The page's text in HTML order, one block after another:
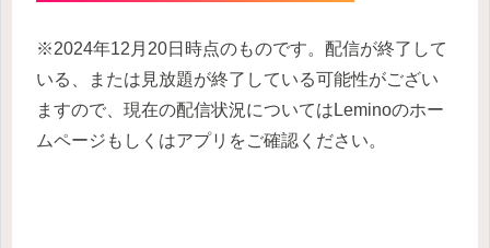
※2024年12月20日時点のものです。配信が終了して
いる、または見放題が終了している可能性がござい
ますので、現在の配信状況についてはLeminoのホー
ムページもしくはアプリをご確認ください。